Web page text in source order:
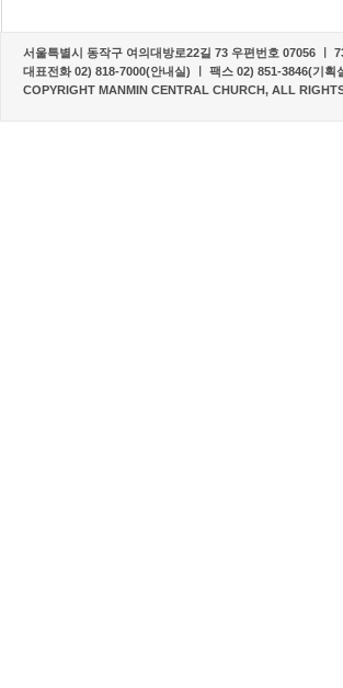
서울특별시 동작구 여의대방로22길 73 우편번호 07056
대표전화 02) 818-7000(안내실) ㅣ 팩스 02) 851-3846(기획
COPYRIGHT MANMIN CENTRAL CHURCH, ALL